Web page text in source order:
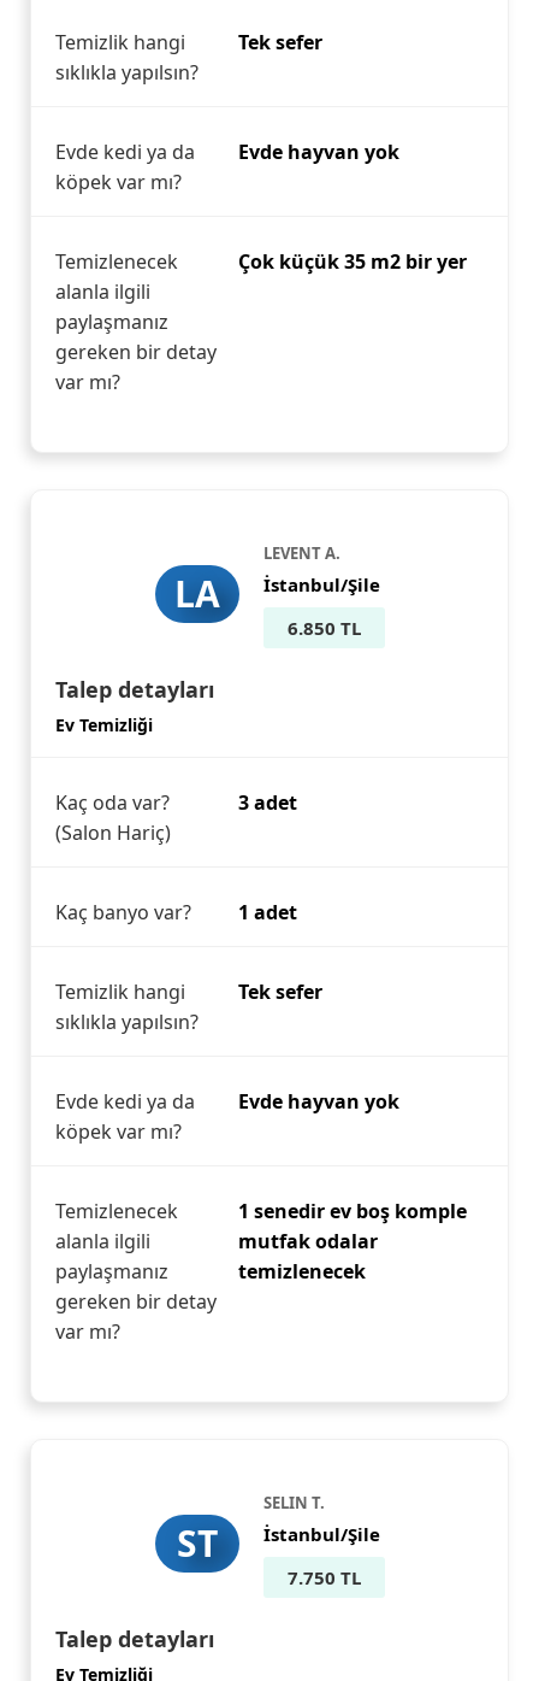
Temizlik hangi
sıklıkla yapılsın?
Tek sefer
Evde kedi ya da
köpek var mı?
Evde hayvan yok
Temizlenecek
alanla ilgili
paylaşmanız
gereken bir detay
var mı?
Çok küçük 35 m2 bir yer
LA
LEVENT A.
İstanbul/Şile
6.850 TL
Talep detayları
Ev Temizliği
Kaç oda var?
(Salon Hariç)
3 adet
Kaç banyo var? 1 adet
Temizlik hangi
sıklıkla yapılsın?
Tek sefer
Evde kedi ya da
köpek var mı?
Evde hayvan yok
Temizlenecek
alanla ilgili
paylaşmanız
gereken bir detay
var mı?
1 senedir ev boş komple
mutfak odalar
temizlenecek
ST
SELIN T.
İstanbul/Şile
7.750 TL
Talep detayları
Ev Temizliği